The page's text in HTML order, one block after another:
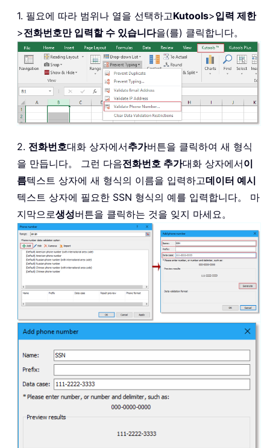
1. 필요에 따라 범위나 열을 선택하고Kutools>입력 제한
>전화번호만 입력할 수 있습니다을(를) 클릭합니다。
2. 전화번호대화 상자에서추가버튼을 클릭하여 새 형식
을 만듭니다。 그런 다음전화번호 추가대화 상자에서이
름텍스트 상자에 새 형식의 이름을 입력하고데이터 예시
텍스트 상자에 필요한 SSN 형식의 예를 입력합니다。 마
지막으로생성버튼을 클릭하는 것을 잊지 마세요。